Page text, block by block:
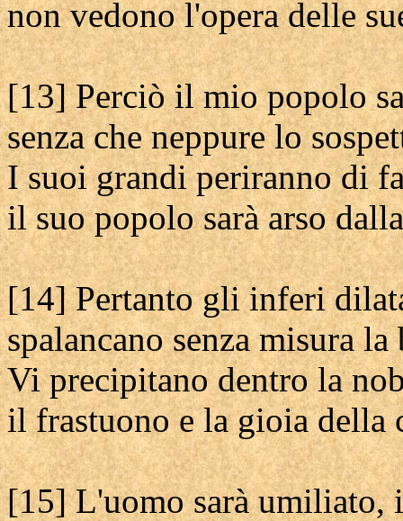
non vedono l'opera delle
[13] Perciò il mio popolo
senza che neppure lo
I suoi grandi periranno di
il suo popolo sarà arso
[14] Pertanto gli inferi
spalancano senza misura la
Vi precipitano dentro la
il frastuono e la gioia della
[15] L'uomo sarà umiliato,